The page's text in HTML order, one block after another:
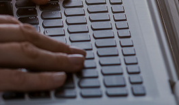
ACCESS
アクセス